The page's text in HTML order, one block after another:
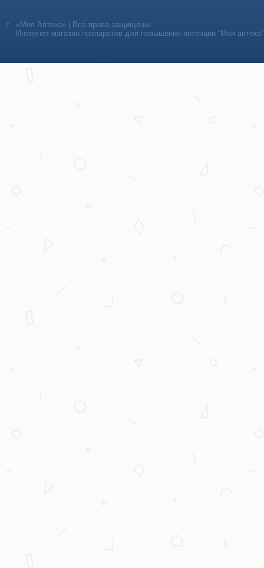
«Моя Аптека» | Все права защищены
Интернет-магазин препаратов для повышения потенции “Моя